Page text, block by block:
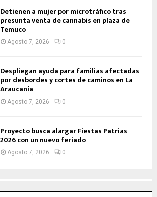
Detienen a mujer por microtráfico tras
presunta venta de cannabis en plaza de
Temuco
Agosto 7, 2026 0
Despliegan ayuda para familias afectadas
por desbordes y cortes de caminos en La
Araucanía
Agosto 7, 2026 0
Proyecto busca alargar Fiestas Patrias
2026 con un nuevo feriado
Agosto 7, 2026 0